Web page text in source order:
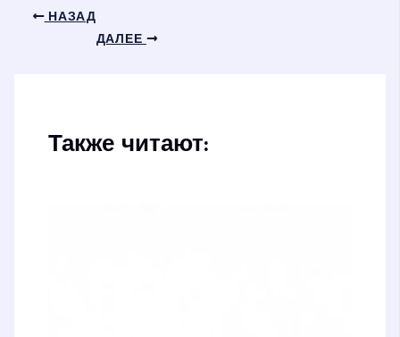
НАЗАД
ДАЛЕЕ
Также читают: